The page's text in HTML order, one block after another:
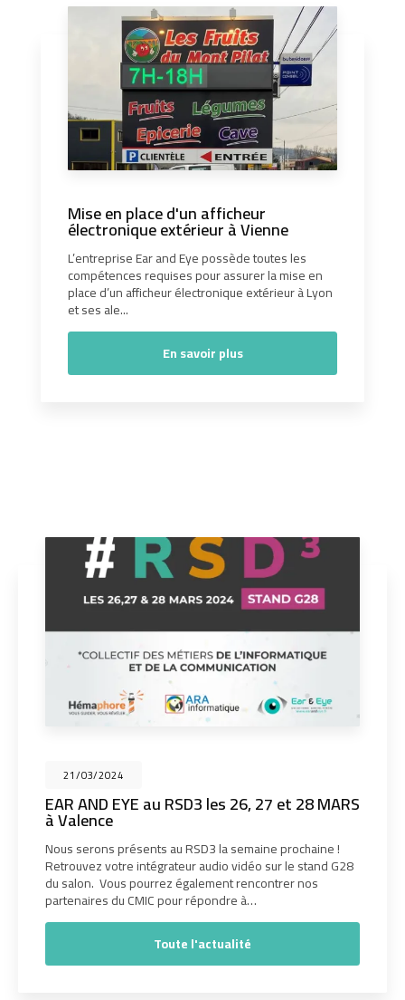
Mise en place d'un afficheur
électronique extérieur à Vienne
L’entreprise Ear and Eye possède toutes les
compétences requises pour assurer la mise en
place d’un afficheur électronique extérieur à Lyon
et ses ale...
En savoir plus
21/03/2024
EAR AND EYE au RSD3 les 26, 27 et 28 MARS
à Valence
Nous serons présents au RSD3 la semaine prochaine !
Retrouvez votre intégrateur audio vidéo sur le stand G28
du salon. Vous pourrez également rencontrer nos
partenaires du CMIC pour répondre à…
Toute l'actualité